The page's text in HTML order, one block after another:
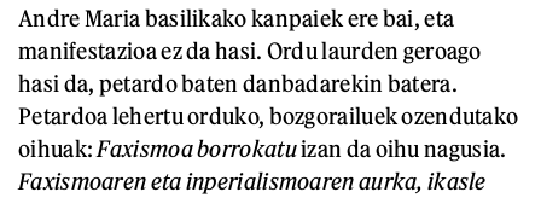
Andre Maria basilikako kanpaiek ere bai, eta
manifestazioa ez da hasi. Ordu laurden geroago
hasi da, petardo baten danbadarekin batera.
Petardoa lehertu orduko, bozgorailuek ozendutako
oihuak: Faxismoa borrokatuizan da oihu nagusia.
Faxismoaren eta inperialismoaren aurka, ikasle